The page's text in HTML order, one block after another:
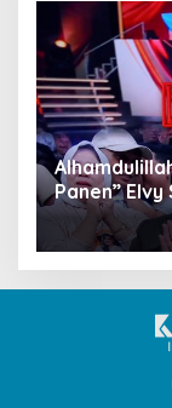
Panen”